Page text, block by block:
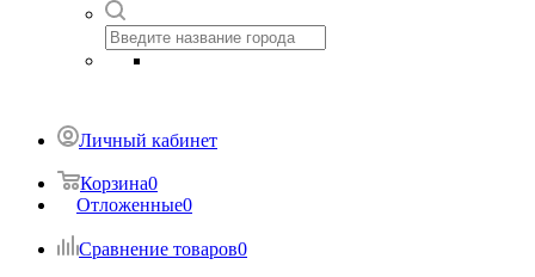
Личный кабинет
Корзина0
Отложенные0
Сравнение товаров0